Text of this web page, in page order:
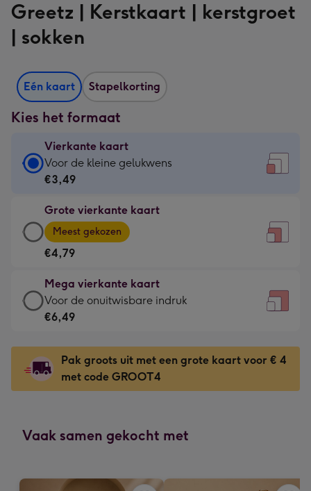
Greetz | Kerstkaart | kerstgroet
| sokken
Eén kaart Stapelkorting
Kies het formaat
Vierkante kaart
Vierkante
kaart
€3,49
-
Voor
kleine
gelukwens
-
130
x
130
mm
Voor de kleine gelukwens
€3,49
Grote vierkante kaart
Grote
vierkante
kaart
-
€4,79
-
Meest
-
Dimensions:
167
mm
Meest gekozen
€4,79
Mega vierkante kaart
Mega
vierkante
-
€6,49
-
onuitwisbare
Dimensions:
Voor de onuitwisbare indruk
€6,49
Pak groots uit met een grote kaart voor € 4
met code GROOT4
Vaak samen gekocht met